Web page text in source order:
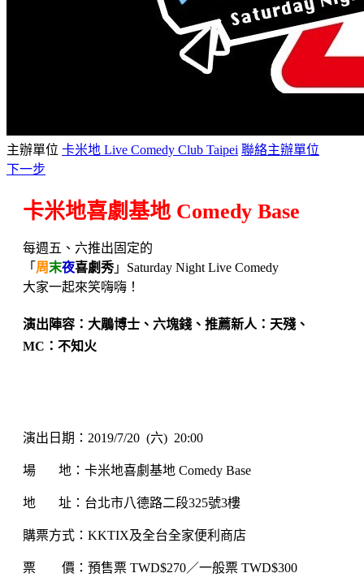
主辦單位 卡米地 Live Comedy Club Taipei 聯絡主辦單位
下一步
卡米地喜劇基地 Comedy Base
每週五、六推出固定的
「 周 末夜喜劇秀 」Saturday Night Live Comedy
大家一起來笑嗨嗨！
演出陣容：大鵰博士、六塊錢、推薦新人：天殘、
MC：不知火
演出日期：2019/7/20 (六) 20:00
場 地：卡米地喜劇基地 Comedy Base
地 址：台北市八德路二段325號3樓
購票方式：KKTIX及全台全家便利商店
票 價：預售票 TWD$270／一般票 TWD$300